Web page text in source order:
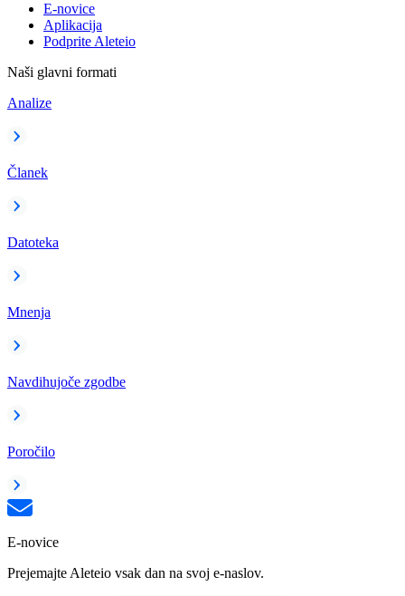
E-novice
Aplikacija
Podprite Aleteio
Naši glavni formati
Analize
Članek
Datoteka
Mnenja
Navdihujoče zgodbe
Poročilo
E-novice
Prejemajte Aleteio vsak dan na svoj e-naslov.